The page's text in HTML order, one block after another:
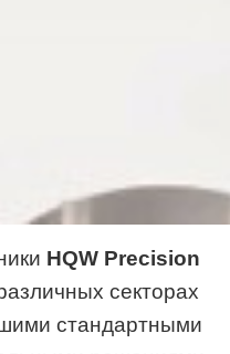
HQW Precision
секторах
стандартными